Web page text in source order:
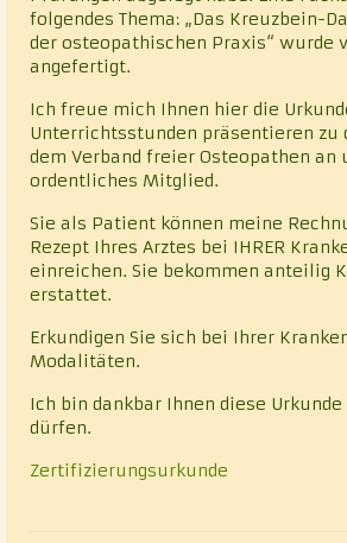
folgendes Thema: „Das Kreuzbein-
der osteopathischen Praxis“ wurde
angefertigt.
Ich freue mich Ihnen hier die
Unterrichtsstunden präsentieren zu
dem Verband freier Osteopathen an
ordentliches Mitglied.
Sie als Patient können meine
Rezept Ihres Arztes bei IHRER
einreichen. Sie bekommen anteilig
erstattet.
Erkundigen Sie sich bei Ihrer
Modalitäten.
Ich bin dankbar Ihnen diese
dürfen.
Zertifizierungsurkunde